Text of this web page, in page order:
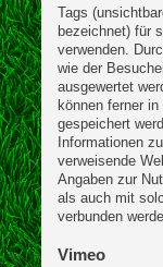
Tags
bezeichnet) für
verwenden.
wie der
ausgewertet
können ferner
gespeichert
Informationen
verweisende
Angaben zur
als auch mit
verbunden
Vimeo